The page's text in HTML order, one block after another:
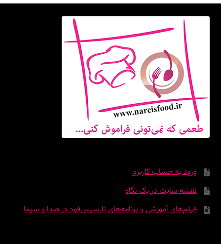
ورود به حساب کاربری
نقشه سایت در یک نگاه
فیلم‌های آموزشی و برنامه‌های نارسیس‌فود در صدا و سیما